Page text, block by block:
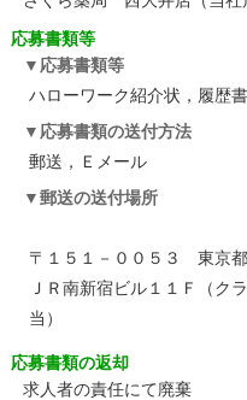
応募書類等
応募書類等
ハローワーク紹介状，履歴書
応募書類の送付方法
郵送，Ｅメール
郵送の送付場所
〒１５１－００５３ 東京
ＪＲ南新宿ビル１１Ｆ（
当）
応募書類の返却
求人者の責任にて廃棄